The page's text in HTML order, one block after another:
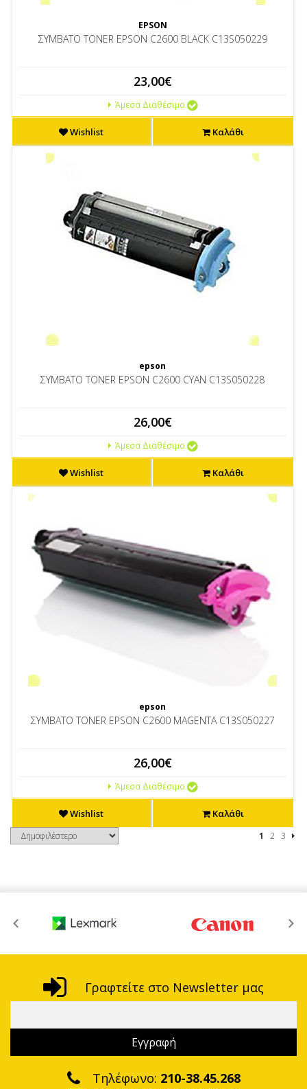
EPSON
ΣΥΜΒΑΤΟ TONER EPSON C2600 BLACK C13S050229
23,00€
Άμεσα Διαθέσιμο
Wishlist Καλάθι
epson
ΣΥΜΒΑΤΟ TONER EPSON C2600 CYAN C13S050228
26,00€
Άμεσα Διαθέσιμο
Wishlist Καλάθι
epson
ΣΥΜΒΑΤΟ TONER EPSON C2600 MAGENTA C13S050227
26,00€
Άμεσα Διαθέσιμο
Wishlist Καλάθι
1 2 3
Γραφτείτε στο Newsletter μας
Τηλέφωνο: 210-38.45.268